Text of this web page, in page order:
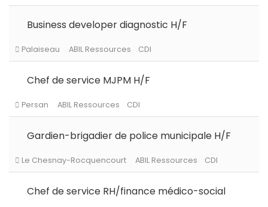
Business developer diagnostic H/F
Chef de service MJPM H/F
Gardien-brigadier de police municipale H/F
Chef de service RH/finance médico-social